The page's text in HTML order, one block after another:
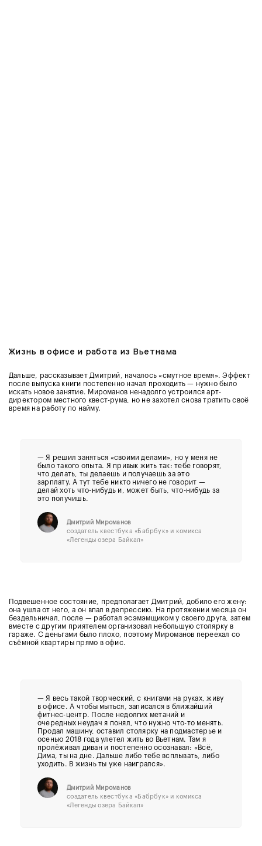
Жизнь в офисе и работа из Вьетнама
Дальше, рассказывает Дмитрий, началось «смутное время». Эффект
после выпуска книги постепенно начал проходить — нужно было
искать новое занятие. Мироманов ненадолго устроился арт-
директором местного квест-рума, но не захотел снова тратить своё
время на работу по найму.
— Я решил заняться «своими делами», но у меня не
было такого опыта. Я привык жить так: тебе говорят,
что делать, ты делаешь и получаешь за это
зарплату. А тут тебе никто ничего не говорит —
делай хоть что-нибудь и, может быть, что-нибудь за
это получишь.
Дмитрий Мироманов
создатель квестбука «Бабрбук» и комикса
«Легенды озера Байкал»
Подвешенное состояние, предполагает Дмитрий, добило его жену:
она ушла от него, а он впал в депрессию. На протяжении месяца он
бездельничал, после — работал эсэмэмщиком у своего друга, затем
вместе с другим приятелем организовал небольшую столярку в
гараже. С деньгами было плохо, поэтому Мироманов переехал со
съёмной квартиры прямо в офис.
— Я весь такой творческий, с книгами на руках, живу
в офисе. А чтобы мыться, записался в ближайший
фитнес-центр. После недолгих метаний и
очередных неудач я понял, что нужно что-то менять.
Продал машину, оставил столярку на подмастерье и
осенью 2018 года улетел жить во Вьетнам. Там я
пролёживал диван и постепенно осознавал: «Всё,
Дима, ты на дне. Дальше либо тебе всплывать, либо
уходить. В жизнь ты уже наигрался».
Дмитрий Мироманов
создатель квестбука «Бабрбук» и комикса
«Легенды озера Байкал»